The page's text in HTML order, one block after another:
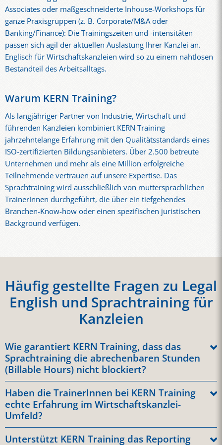
Associates oder maßgeschneiderte Inhouse-Workshops für
ganze Praxisgruppen (z. B. Corporate/M&A oder
Banking/Finance): Die Trainingszeiten und -intensitäten
passen sich agil der aktuellen Auslastung Ihrer Kanzlei an.
Englisch für Wirtschaftskanzleien wird so zu einem nahtlosen
Bestandteil des Arbeitsalltags.
Warum KERN Training?
Als langjähriger Partner von Industrie, Wirtschaft und
führenden Kanzleien kombiniert KERN Training
jahrzehntelange Erfahrung mit den Qualitätsstandards eines
ISO-zertifizierten Bildungsanbieters. Über 2.500 betreute
Unternehmen und mehr als eine Million erfolgreiche
Teilnehmende vertrauen auf unsere Expertise. Das
Sprachtraining wird ausschließlich von muttersprachlichen
TrainerInnen durchgeführt, die über ein tiefgehendes
Branchen-Know-how oder einen spezifischen juristischen
Background verfügen.
Häufig gestellte Fragen zu Legal
English und Sprachtraining für
Kanzleien
Wie garantiert KERN Training, dass das
Sprachtraining die abrechenbaren Stunden
(Billable Hours) nicht blockiert?
Unsere Trainingskonzepte sind gezielt auf die hohe
Auslastung im Legal-Sektor ausgelegt. Durch flexible Online-
Einzeltrainings, freie Termingestaltung und kompakte Micro-
Learning-Einheiten können die Teilnehmenden das Training
optimal um ihren Kanzleialltag herum organisieren. Auch
Haben die TrainerInnen bei KERN Training
echte Erfahrung im Wirtschaftskanzlei-
Umfeld?
Ja. Für den Bereich Legal English und Englisch für
Unterstützt KERN Training das Reporting